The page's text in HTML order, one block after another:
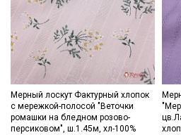
Мерный лоскут Фактурный хлопок
с мережкой-полосой "Веточки
ромашки на бледном розово-
персиковом", ш.1.45м, хл-100%
Секретная рассылка от
Мы публикуем здесь
промокоды и скидки
категории